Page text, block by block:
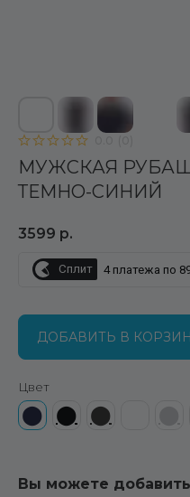
МУЖСКАЯ
ТЕМНО-СИНИЙ
3599 р.
Сплит 4 платежа по
Цвет
⬤ ⬤ ⬤
Вы можете добавить
ДОБАВИТЬ В